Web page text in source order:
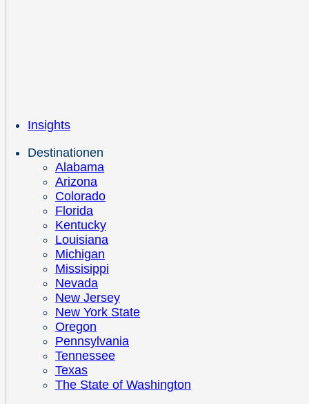
Insights
Destinationen
Alabama
Arizona
Colorado
Florida
Kentucky
Louisiana
Michigan
Missisippi
Nevada
New Jersey
New York State
Oregon
Pennsylvania
Tennessee
Texas
The State of Washington